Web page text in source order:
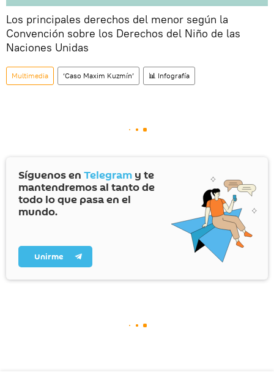
Los principales derechos del menor según la
Convención sobre los Derechos del Niño de las
Naciones Unidas
Multimedia ‘Caso Maxim Kuzmín’ 📊 Infografía
Síguenos en Telegram y te
mantendremos al tanto de
todo lo que pasa en el
mundo.
Unirme